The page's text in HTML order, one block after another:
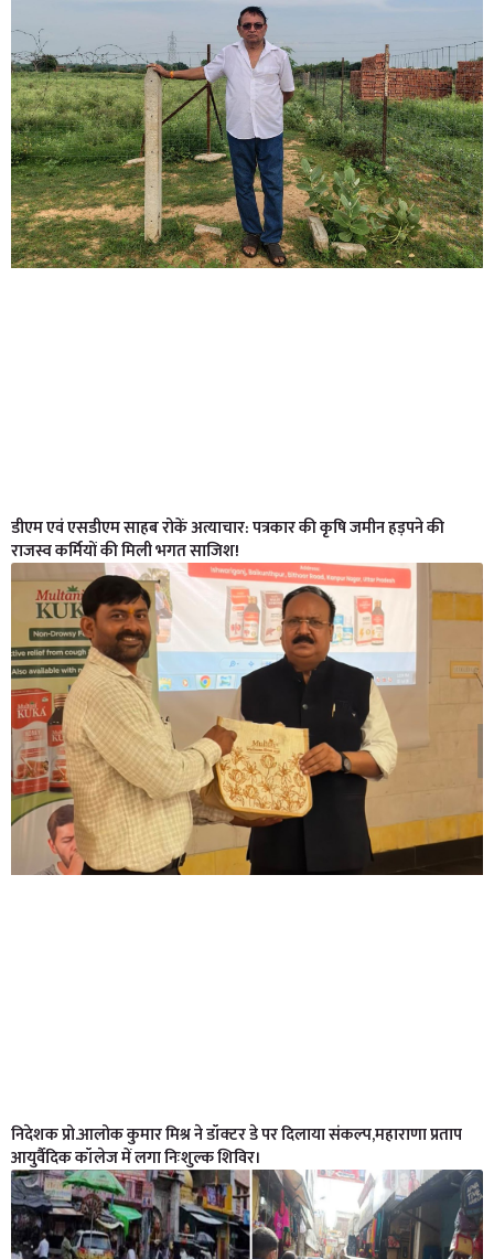
डीएम एवं एसडीएम साहब रोकें अत्याचार: पत्रकार की कृषि जमीन हड़पने की
राजस्व कर्मियों की मिली भगत साजिश!
निदेशक प्रो.आलोक कुमार मिश्र ने डॉक्टर डे पर दिलाया संकल्प,महाराणा प्रताप
आयुर्वैदिक कॉलेज में लगा निःशुल्क शिविर।